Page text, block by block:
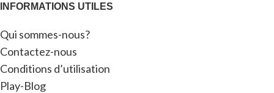
INFORMATIONS UTILES
Qui sommes-nous?
Contactez-nous
Conditions d’utilisation
Play-Blog